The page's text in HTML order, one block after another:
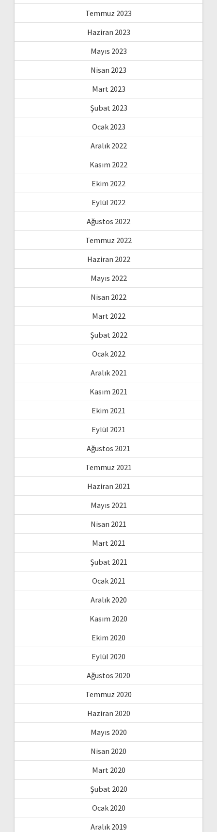
Temmuz 2023
Haziran 2023
Mayıs 2023
Nisan 2023
Mart 2023
Şubat 2023
Ocak 2023
Aralık 2022
Kasım 2022
Ekim 2022
Eylül 2022
Ağustos 2022
Temmuz 2022
Haziran 2022
Mayıs 2022
Nisan 2022
Mart 2022
Şubat 2022
Ocak 2022
Aralık 2021
Kasım 2021
Ekim 2021
Eylül 2021
Ağustos 2021
Temmuz 2021
Haziran 2021
Mayıs 2021
Nisan 2021
Mart 2021
Şubat 2021
Ocak 2021
Aralık 2020
Kasım 2020
Ekim 2020
Eylül 2020
Ağustos 2020
Temmuz 2020
Haziran 2020
Mayıs 2020
Nisan 2020
Mart 2020
Şubat 2020
Ocak 2020
Aralık 2019